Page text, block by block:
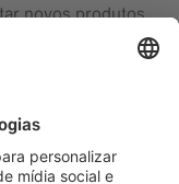
novos produtos,
em
dar-lhe as boas-